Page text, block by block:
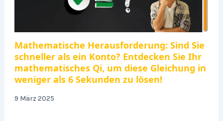
Mathematische Herausforderung: Sind Sie
schneller als ein Konto? Entdecken Sie Ihr
mathematisches Qi, um diese Gleichung in
weniger als 6 Sekunden zu lösen!
9 März 2025